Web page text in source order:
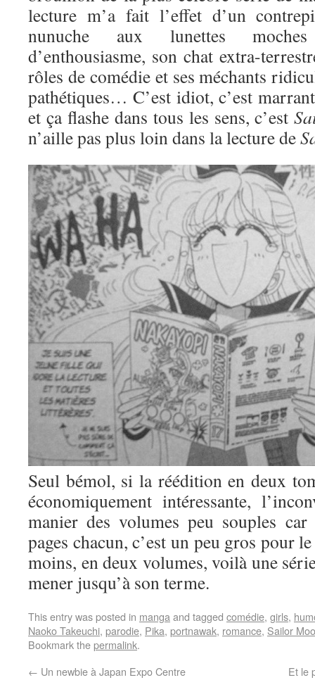
lecture m’a fait l’effet d’un
nunuche aux lunettes
d’enthousiasme, son chat extra-
rôles de comédie et ses méchants
pathétiques… C’est idiot, c’est
et ça flashe dans tous les sens, c’est
n’aille pas plus loin dans la lecture de
Seul bémol, si la réédition en deux
économiquement intéressante,
manier des volumes peu souples
pages chacun, c’est un peu gros pour
moins, en deux volumes, voilà une
mener jusqu’à son terme.
This entry was posted in mangaand tagged comédie, girls,
Naoko Takeuchi, parodie, Pika, portnawak, romance, Sailor
Bookmark thepermalink.
← Un newbie à Japan Expo Centre Et le